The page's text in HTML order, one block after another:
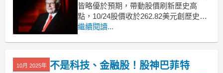
皆略優於預期，帶動股價刷新歷史高
點，10/24股價收於262.82美元創歷史新
高。但是這波漲勢卻為股神巴菲特所領
2023年Q4以來，波克夏就開始減持蘋果
以來，初估已經損失約500億美元（
繼續閱讀...
10月 2025年 不是科技、金融股！股神巴菲特